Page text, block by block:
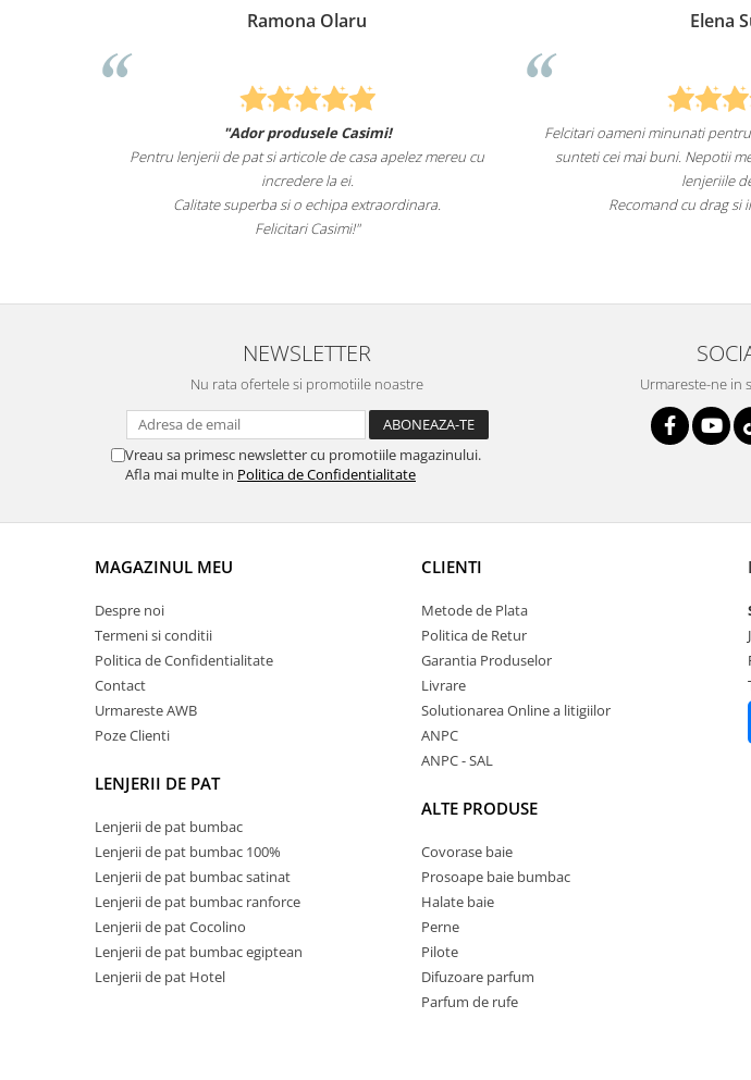
Ramona Olaru
"Ador produsele Casimi!
Pentru lenjerii de pat si articole de casa apelez mereu cu
incredere la ei.
Calitate superba si o echipa extraordinara.
Felicitari Casimi!"
Elena Suia
Felcitari oameni minunati pentru
sunteti cei mai buni. Nepotii mei au
lenjeriile de pat.
Recomand cu drag si increde
NEWSLETTER
Nu rata ofertele si promotiile noastre
Vreau sa primesc newsletter cu promotiile magazinului.
Afla mai multe in Politica de Confidentialitate
Urmareste-ne in
MAGAZINUL MEU
Despre noi
Termeni si conditii
Politica de Confidentialitate
Contact
Urmareste AWB
Poze Clienti
LENJERII DE PAT
Lenjerii de pat bumbac
Lenjerii de pat bumbac 100%
Lenjerii de pat bumbac satinat
Lenjerii de pat bumbac ranforce
Lenjerii de pat Cocolino
Lenjerii de pat bumbac egiptean
Lenjerii de pat Hotel
CLIENTI
Metode de Plata
Politica de Retur
Garantia Produselor
Livrare
Solutionarea Online a litigiilor
ANPC
ANPC - SAL
ALTE PRODUSE
Covorase baie
Prosoape baie bumbac
Halate baie
Perne
Pilote
Difuzoare parfum
Parfum de rufe